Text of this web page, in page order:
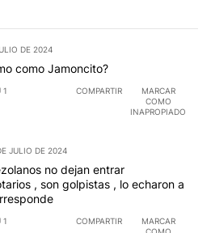
DE 2024
como Jamoncito?
1 COMPARTIR
MARCAR
COMO
INAPROPIADO
JULIO DE 2024
no dejan entrar
, son golpistas , lo echaron a
1 COMPARTIR
MARCAR